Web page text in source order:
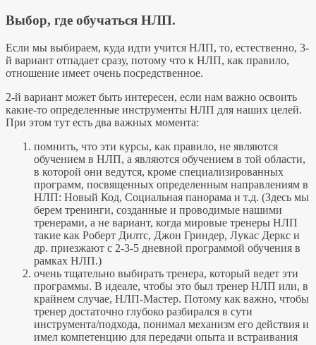
Выбор, где обучаться НЛП.
Если мы выбираем, куда идти учится НЛП, то, естественно, 3-
й вариант отпадает сразу, потому что к НЛП, как правило,
отношение имеет очень посредственное.
2-й вариант может быть интересен, если нам важно освоить
какие-то определенные инструменты НЛП для наших целей.
При этом тут есть два важных момента:
помнить, что эти курсы, как правило, не являются
обучением в НЛП, а являются обучением в той области,
в которой они ведутся, кроме специализированных
программ, посвященных определенным направлениям в
НЛП: Новый Код, Социальная панорама и т.д. (Здесь мы
берем тренинги, созданные и проводимые нашими
тренерами, а не вариант, когда мировые тренеры НЛП
такие как Роберт Дилтс, Джон Гриндер, Лукас Деркс и
др. приезжают с 2-3-5 дневной программой обучения в
рамках НЛП.)
очень тщательно выбирать тренера, который ведет эти
программы. В идеале, чтобы это был тренер НЛП или, в
крайнем случае, НЛП-Мастер. Потому как важно, чтобы
тренер достаточно глубоко разбирался в сути
инструмента/подхода, понимал механизм его действия и
имел компетенцию для передачи опыта и встраивания